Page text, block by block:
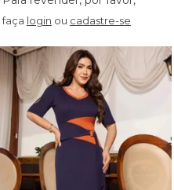
faça login ou cadastre-se